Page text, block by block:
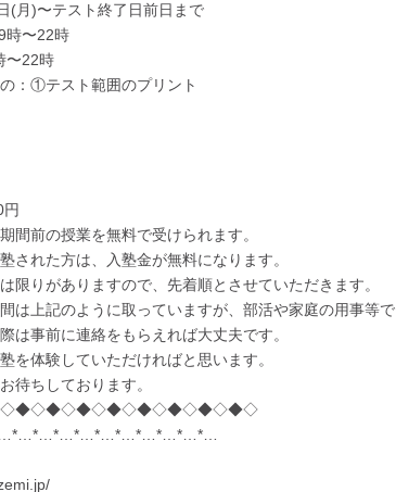
(月)〜テスト終了日前日まで
時〜22時
〜22時
：①テスト範囲のプリント
間前の授業を無料で受けられます。
された方は、入塾金が無料になります。
限りがありますので、先着順とさせていただきます。
は上記のように取っていますが、部活や家庭の用事等で
は事前に連絡をもらえれば大丈夫です。
を体験していただければと思います。
待ちしております。